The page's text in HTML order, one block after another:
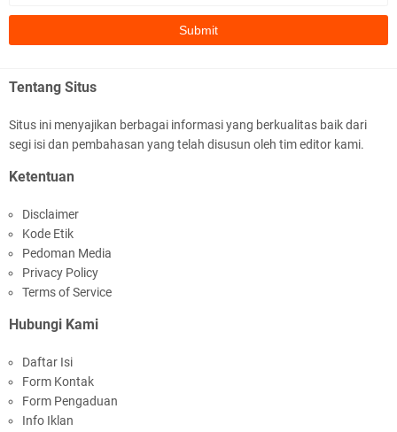
Pesan Kamtibmas
Darah Jelang HUT RI_ Ke 81
Tentang Situs
Situs ini menyajikan berbagai informasi yang berkualitas baik dari
segi isi dan pembahasan yang telah disusun oleh tim editor kami.
Ketentuan
Disclaimer
Kode Etik
Pedoman Media
Privacy Policy
Terms of Service
Hubungi Kami
Daftar Isi
Form Kontak
Form Pengaduan
Info Iklan